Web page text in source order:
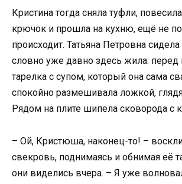
Кристина тогда сняла туфли,
крючок и прошла на кухню, ещё не
происходит. Татьяна Петровна
словно уже давно здесь жила: перед
тарелка с супом, который она сама
спокойно размешивала ложкой,
Рядом на плите шипела сковорода с
– Ой, Кристюша, наконец-то! –
свекровь, поднимаясь и обнимая её
они виделись вчера. – Я уже